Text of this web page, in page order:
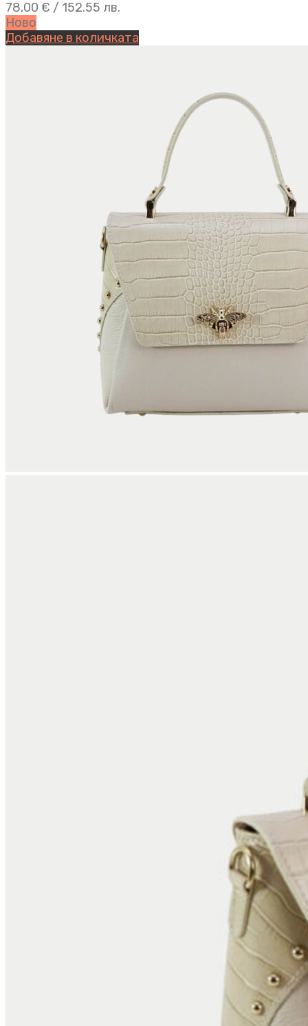
78,00 € / 152.55 лв.
Ново
Добавяне в количката